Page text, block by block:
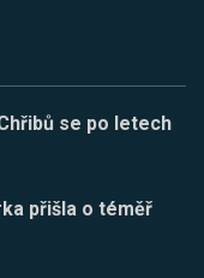
se po letech
přišla o téměř